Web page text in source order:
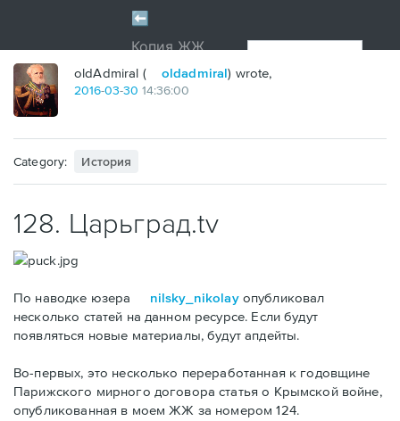
oldAdmiral ( oldadmiral) wrote,
2016-03-30 14:36:00
Category: История
128. Царьград.tv
По наводке юзера nilsky_nikolayопубликовал
несколько статей на данном ресурсе. Если будут
появляться новые материалы, будут апдейты.
Во-первых, это несколько переработанная к годовщине
Парижского мирного договора статья о Крымской войне,
опубликованная в моем ЖЖ за номером 124.